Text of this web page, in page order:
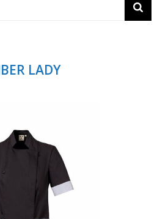
een advies? Bel nu 053-7920045 of 06-55731304
LADY